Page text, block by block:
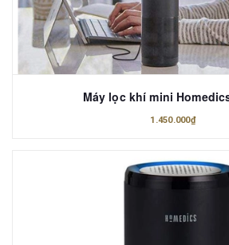
Máy lọc khí mini
1.450.000₫